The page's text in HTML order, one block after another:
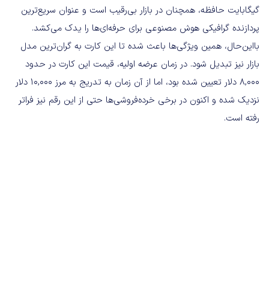
گیگابایت حافظه، همچنان در بازار بی‌رقیب است و عنوان سریع‌ترین
پردازنده گرافیکی هوش مصنوعی برای حرفه‌ای‌ها را یدک می‌کشد.
بااین‌حال، همین ویژگی‌ها باعث شده تا این کارت به گران‌ترین مدل
بازار نیز تبدیل شود. در زمان عرضه اولیه، قیمت این کارت در حدود
8,000 دلار تعیین شده بود، اما از آن زمان به تدریج به مرز 10,000 دلار
نزدیک شده و اکنون در برخی خرده‌فروشی‌ها حتی از این رقم نیز فراتر
رفته است.